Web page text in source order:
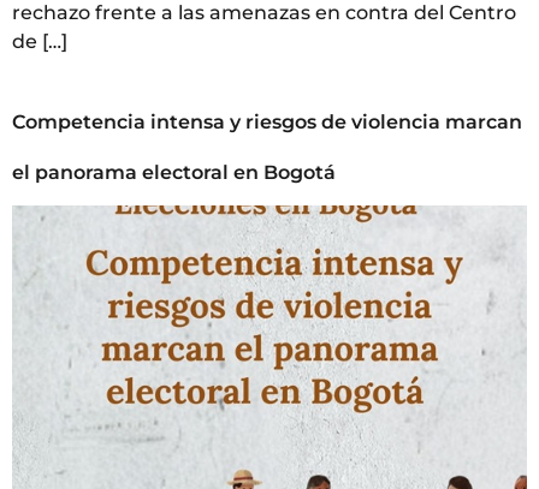
rechazo frente a las amenazas en contra del Centro
de […]
Competencia intensa y riesgos de violencia marcan
el panorama electoral en Bogotá